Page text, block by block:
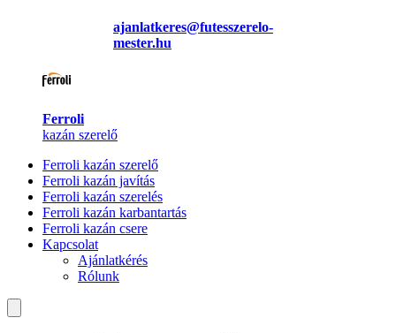
ajanlatkeres@futesszerelo-
mester.hu
Ferroli
kazán szerelő
Ferroli kazán szerelő
Ferroli kazán javítás
Ferroli kazán szerelés
Ferroli kazán karbantartás
Ferroli kazán csere
Kapcsolat
Ajánlatkérés
Rólunk